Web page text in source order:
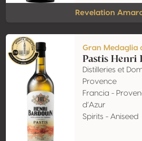
Revelation
Gran Medaglia
Pastis Henri
Distilleries et
Provence
Francia -
d’Azur
Spirits - Aniseed